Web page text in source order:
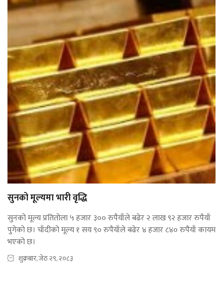
सुनको मूल्यमा भारी वृद्धि
सुनको मूल्य प्रतितोला ५ हजार ३०० रुपैयाँले बढेर २ लाख ९२ हजार रुपैयाँ
पुगेको छ। चाँदीको मूल्य १ सय ९० रुपैयाँले बढेर ४ हजार ८४० रुपैयाँ कायम
भएको छ।
शुक्रबार, जेठ २९, २०८३